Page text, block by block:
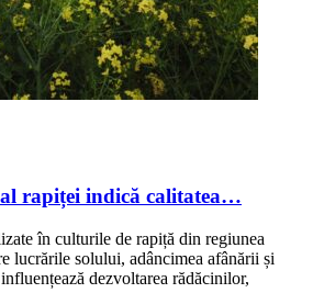
rapiței indică calitatea…
în culturile de rapiță din regiunea
lucrările solului, adâncimea afânării și
dezvoltarea rădăcinilor,